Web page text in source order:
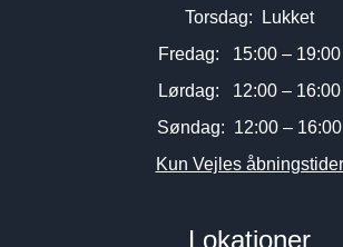
Torsdag: Lukket
Fredag: 15:00 – 19:00
Lørdag: 12:00 – 16:00
Søndag: 12:00 – 16:00
Kun Vejles åbningstider
Lokationer